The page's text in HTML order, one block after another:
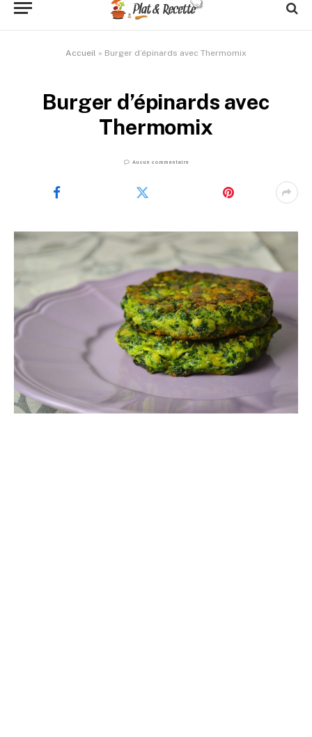
Accueil » Burger d’épinards avec Thermomix
Burger d’épinards avec
Thermomix
Aucun commentaire